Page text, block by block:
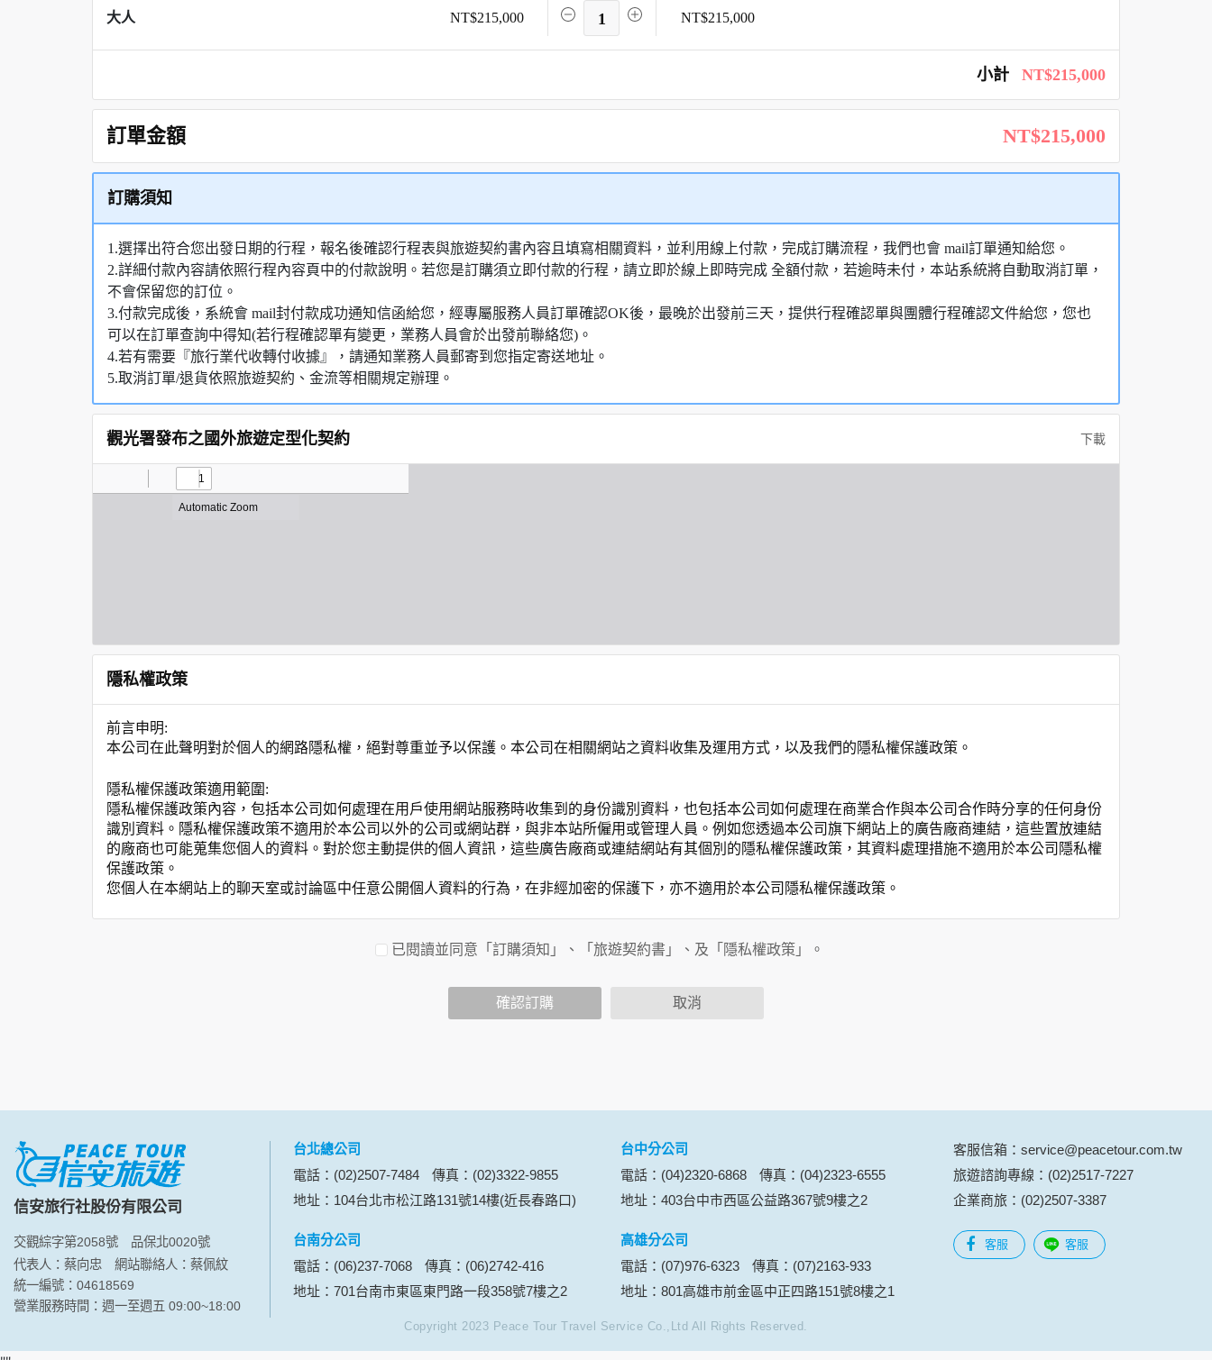
大人 NT$215,000 1 NT$215,000
小計 NT$215,000
訂單金額 NT$215,000
訂購須知
1.選擇出符合您出發日期的行程，報名後確認行程表與旅遊契約書內容且填寫相關資料，並利用線上付款，完成訂購流程，我們也會 mail訂單通知給您。
2.詳細付款內容請依照行程內容頁中的付款說明。若您是訂購須立即付款的行程，請立即於線上即時完成 全額付款，若逾時未付，本站系統將自動取消訂單，
不會保留您的訂位。
3.付款完成後，系統會 mail封付款成功通知信函給您，經專屬服務人員訂單確認OK後，最晚於出發前三天，提供行程確認單與團體行程確認文件給您，您也
可以在訂單查詢中得知(若行程確認單有變更，業務人員會於出發前聯絡您)。
4.若有需要『旅行業代收轉付收據』，請通知業務人員郵寄到您指定寄送地址。
5.取消訂單/退貨依照旅遊契約、金流等相關規定辦理。
觀光署發布之國外旅遊定型化契約 下載
隱私權政策
前言申明:
本公司在此聲明對於個人的網路隱私權，絕對尊重並予以保護。本公司在相關網站之資料收集及運用方式，以及我們的隱私權保護政策。
隱私權保護政策適用範圍:
隱私權保護政策內容，包括本公司如何處理在用戶使用網站服務時收集到的身份識別資料，也包括本公司如何處理在商業合作與本公司合作時分享的任何身份
識別資料。隱私權保護政策不適用於本公司以外的公司或網站群，與非本站所僱用或管理人員。例如您透過本公司旗下網站上的廣告廠商連結，這些置放連結
的廠商也可能蒐集您個人的資料。對於您主動提供的個人資訊，這些廣告廠商或連結網站有其個別的隱私權保護政策，其資料處理措施不適用於本公司隱私權
保護政策。
您個人在本網站上的聊天室或討論區中任意公開個人資料的行為，在非經加密的保護下，亦不適用於本公司隱私權保護政策。
為了在本網站提供您最佳的互動性服務，可能會請您提供相關個人的資料，其範圍如下：
於一般瀏覽時，伺服器會自行記錄相關行徑，包括您使用連線設備的 IP 位址、使用時間、使用的瀏覽器、瀏覽及點選資料記錄等，做為我們增進網站服務的
當客戶在本網站註冊時，我們會取得您的姓名、電話、住址、身份證字號、電子郵件、出生日期、性別、行業等相關資料，當您註冊成功，並登入使用我們的
登入使用我們的服務後，本網站即取得您的資料。
其他除了上述，會保留您在上網瀏覽或查詢時，伺服器自行產生的相關記錄，包括您使用連線設備的 IP 位址、使用時間、使用的瀏覽器、瀏覽及點選資料紀
錄等。本網站會對個別連線者的瀏覽器予以標示，歸納使用者瀏覽器在本網站內部所瀏覽的網頁，除非您願意告知您的個人資料，否則本網站不會也無法將此
項記錄和您對應。請您注意，在本網站網刊登廣告之廠商，或與連結本網站，也可能蒐集您個人的資料。對於您主動提供的個人資訊，這些廣告廠商、或連結
本網站將在事前或註冊登錄取得您的同意後，傳送商業性資料或電子郵件給您。本公司除了在該資料或電子郵件上註明是由本公司發送，也會在該資料或電子
郵件上提供您能隨時停止接收這些資料或電子郵件的方法及說明。
資料使用:
本公司不會向任何人出售或出借您的個人識別資料。
在以下情況下， 本公司會向其他人士或公司提供您的個人識別資料：
已閱讀並同意「訂購須知」、「旅遊契約書」、及「隱私權政策」。
確認訂購 取消
信安旅行社股份有限公司
交觀綜字第2058號
品保北0020號
代表人：蔡向忠
網站聯絡人：蔡佩紋
統一編號：04618569
營業服務時間：週一至週五 09:00~18:00
台北總公司
電話：(02)2507-7484
傳真：(02)3322-9855
地址：104台北市松江路131號14樓(近長春路口)
台中分公司
電話：(04)2320-6868
傳真：(04)2323-6555
地址：403台中市西區公益路367號9樓之2
台南分公司
電話：(06)237-7068
傳真：(06)2742-416
地址：701台南市東區東門路一段358號7樓之2
高雄分公司
電話：(07)976-6323
傳真：(07)2163-933
地址：801高雄市前金區中正四路151號8樓之1
客服信箱：service@peacetour.com.tw
旅遊諮詢專線：(02)2517-7227
企業商旅：(02)2507-3387
客服 客服
Copyright 2023 Peace Tour Travel Service Co.,Ltd All Rights Reserved.